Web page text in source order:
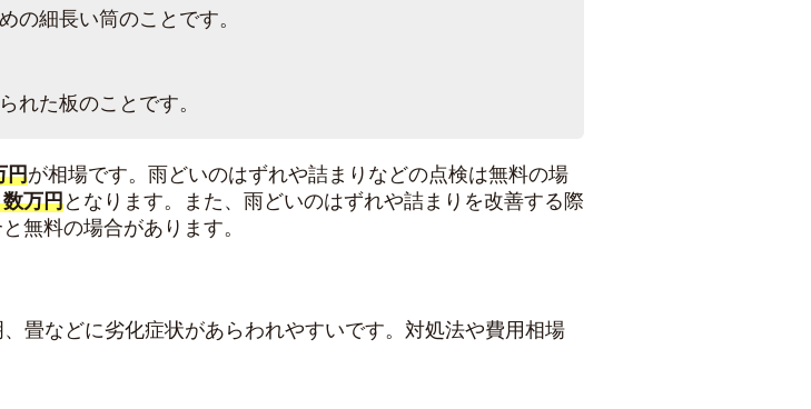
の細長い筒のことです。
れた板のことです。
円が相場です。雨どいのはずれや詰まりなどの点検は無料の場
万円となります。また、雨どいのはずれや詰まりを改善する際
無料の場合があります。
畳などに劣化症状があらわれやすいです。対処法や費用相場